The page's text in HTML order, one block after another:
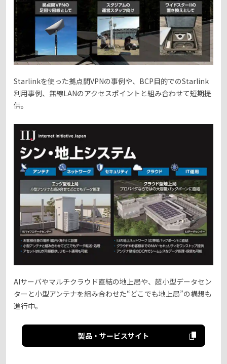
Starlinkを使った拠点間VPNの事例や、BCP目的でのStarlink
利用事例、無線LANのアクセスポイントと組み合わせて短期提
供。
AIサーバやマルチクラウド直結の地上局や、超小型データセン
ターと小型アンテナを組み合わせた“どこでも地上局”の構想も
進行中。
製品・サービスサイト